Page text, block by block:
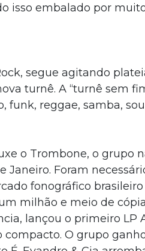
isso embalado por
segue agitando
turnê. A “turnê sem
funk, reggae, samba,
o Trombone, o grupo
Janeiro. Foram
fonográfico brasileiro
milhão e meio de
lançou o primeiro LP
O grupo